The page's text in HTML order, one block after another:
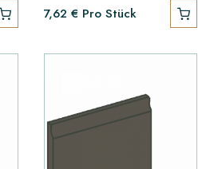
7,62 € Pro Stück